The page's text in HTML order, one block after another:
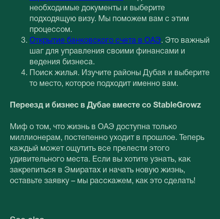
необходимые документы и выберите
подходящую визу. Мы поможем вам с этим
процессом.
Открытие банковского счета в ОАЭ. Это важный
шаг для управления своими финансами и
ведения бизнеса.
Поиск жилья. Изучите районы Дубая и выберите
то место, которое подходит именно вам.
Переезд и бизнес в Дубае вместе со StableGrowz
Миф о том, что жизнь в ОАЭ доступна только
миллионерам, постепенно уходит в прошлое. Теперь
каждый может ощутить все прелести этого
удивительного места. Если вы хотите узнать, как
закрепиться в Эмиратах и начать новую жизнь,
оставьте заявку – мы расскажем, как это сделать!